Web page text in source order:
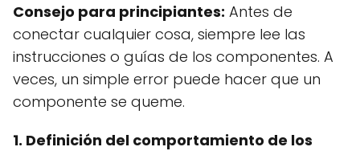
Consejo para principiantes: Antes de
conectar cualquier cosa, siempre lee las
instrucciones o guías de los componentes. A
veces, un simple error puede hacer que un
componente se queme.
1. Definición del comportamiento de los